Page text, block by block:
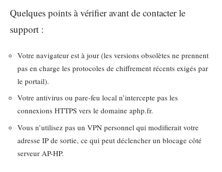
Quelques points à vérifier avant de contacter le
support :
Votre navigateur est à jour (les versions obsolètes ne prennent
pas en charge les protocoles de chiffrement récents exigés par
le portail).
Votre antivirus ou pare-feu local n’intercepte pas les
connexions HTTPS vers le domaine aphp.fr.
Vous n’utilisez pas un VPN personnel qui modifierait votre
adresse IP de sortie, ce qui peut déclencher un blocage côté
serveur AP-HP.